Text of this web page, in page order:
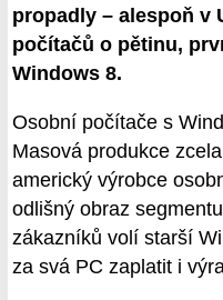
propadly – alespoň v
počítačů o pětinu,
Windows 8.
Osobní počítače s
Masová produkce
americký výrobce
odlišný obraz
zákazníků volí starší
za svá PC zaplatit i